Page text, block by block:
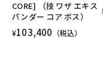
CORE] （技 ワザ エキス
パンダー コア ボス）
¥103,400 （税込）